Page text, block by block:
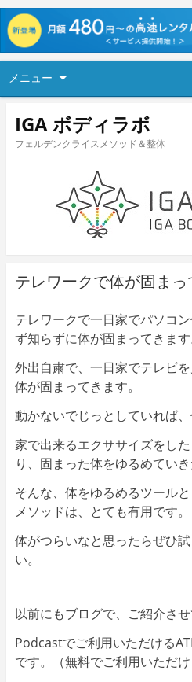
メニュー
IGA ボディラボ
フェルデンクライスメソッド＆整体
テレワークで体が固ま
テレワークで一日家でパソコ
ず知らずに体が固まってきます
外出自粛で、一日家でテレビ
体が固まってきます。
動かないでじっとしていれば、
家で出来るエクササイズをし
り、固まった体をゆるめていき
そんな、体をゆるめるツール
メソッドは、とても有用です。
体がつらいなと思ったらぜひ
い。
以前にもブログで、ご紹介させ
Podcastでご利用いただける
です。（無料でご利用いただけ